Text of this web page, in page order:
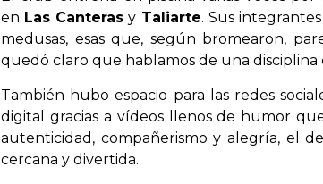
en Las Canteras y Taliarte. Sus
medusas, esas que, según bromearon,
quedó claro que hablamos de una disciplina
También hubo espacio para las redes
digital gracias a vídeos llenos de humor
autenticidad, compañerismo y alegría, el
cercana y divertida.